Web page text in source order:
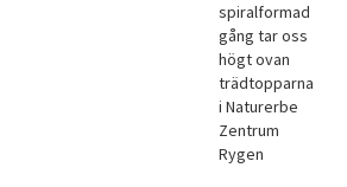
spiralformad
gång tar oss
högt ovan
trädtopparna
i Naturerbe
Zentrum
Rygen